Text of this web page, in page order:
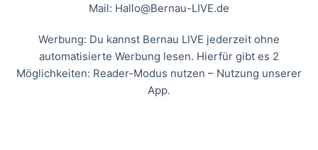
Mail: Hallo@Bernau-LIVE.de
Werbung: Du kannst Bernau LIVE jederzeit ohne
automatisierte Werbung lesen. Hierfür gibt es 2
Möglichkeiten: Reader-Modus nutzen – Nutzung unserer
App.